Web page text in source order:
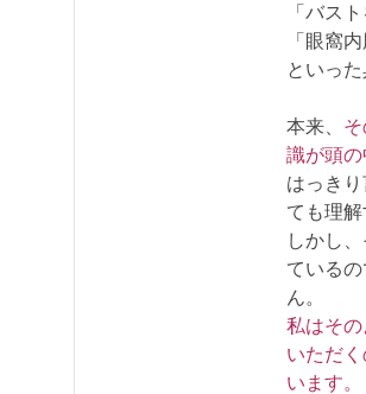
「バス
「眼窩
といった
本来、
識が頭の
はっき
ても理解
しかし
ている
ん。
私はそ
いただ
います。